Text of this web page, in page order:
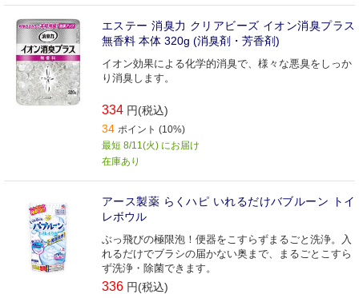
エステー 消臭力 クリアビーズ イオン消臭プラス
無香料 本体 320g (消臭剤・芳香剤)
イオン効果による化学的消臭で、様々な悪臭をしっか
り消臭します。
334 円(税込)
34 ポイント (10%)
最短 8/11(火) にお届け
在庫あり
アース製薬 らくハピ いれるだけバブルーン トイ
レボウル
ぶっ飛びの極限泡！便器をこすらずまるごと洗浄。入
れるだけでブラシの届かない奥まで、まるごとこすら
ず洗浄・除菌できます。
336 円(税込)